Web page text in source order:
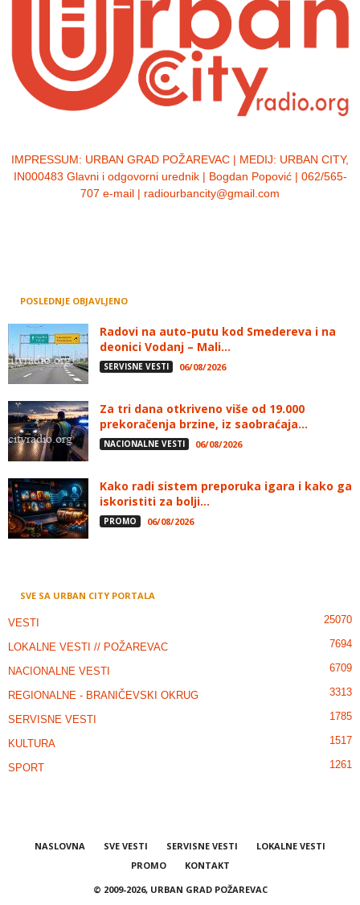
IMPRESSUM: URBAN GRAD POŽAREVAC | MEDIJ: URBAN CITY,
IN000483 Glavni i odgovorni urednik | Bogdan Popović | 062/565-
707 e-mail | radiourbancity@gmail.com
POSLEDNJE OBJAVLJENO
Radovi na auto-putu kod Smedereva i na
deonici Vodanj – Mali...
SERVISNE VESTI 06/08/2026
Za tri dana otkriveno više od 19.000
prekoračenja brzine, iz saobraćaja...
NACIONALNE VESTI 06/08/2026
Kako radi sistem preporuka igara i kako ga
iskoristiti za bolji...
PROMO 06/08/2026
SVE SA URBAN CITY PORTALA
VESTI 25070
LOKALNE VESTI // POŽAREVAC 7694
NACIONALNE VESTI 6709
REGIONALNE - BRANIČEVSKI OKRUG 3313
SERVISNE VESTI 1785
KULTURA 1517
SPORT 1261
NASLOVNA SVE VESTI SERVISNE VESTI
LOKALNE VESTI
PROMO
KONTAKT
© 2009-2026, URBAN GRAD POŽAREVAC